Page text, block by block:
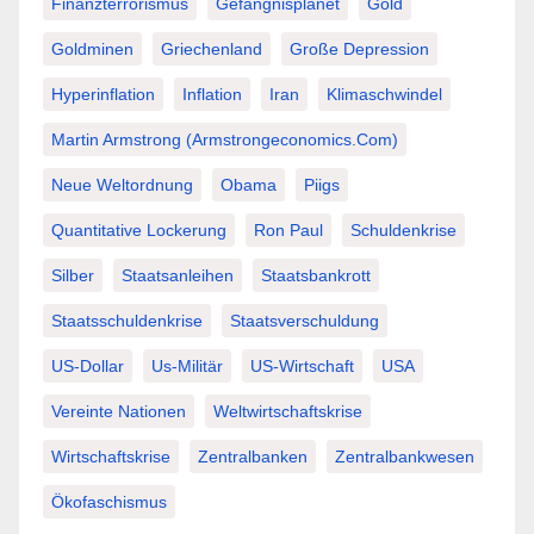
Goldminen Griechenland Große Depression
Hyperinflation Inflation Iran Klimaschwindel
Martin Armstrong (Armstrongeconomics.com)
Neue Weltordnung Obama Piigs
Quantitative Lockerung Ron Paul Schuldenkrise
Silber Staatsanleihen Staatsbankrott
Staatsschuldenkrise Staatsverschuldung
US-Dollar Us-Militär US-Wirtschaft USA
Vereinte Nationen Weltwirtschaftskrise
Wirtschaftskrise Zentralbanken Zentralbankwesen
Ökofaschismus